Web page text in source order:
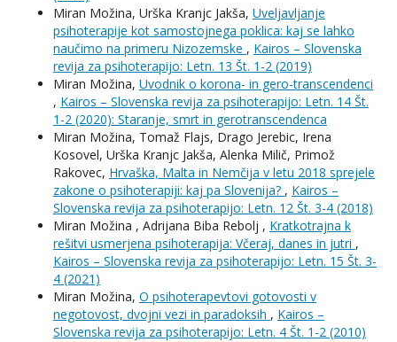
Miran Možina, Urška Kranjc Jakša, Uveljavljanje
psihoterapije kot samostojnega poklica: kaj se lahko
naučimo na primeru Nizozemske , Kairos – Slovenska
revija za psihoterapijo: Letn. 13 Št. 1-2 (2019)
Miran Možina, Uvodnik o korona- in gero-transcendenci
, Kairos – Slovenska revija za psihoterapijo: Letn. 14 Št.
1-2 (2020): Staranje, smrt in gerotranscendenca
Miran Možina, Tomaž Flajs, Drago Jerebic, Irena
Kosovel, Urška Kranjc Jakša, Alenka Milič, Primož
Rakovec, Hrvaška, Malta in Nemčija v letu 2018 sprejele
zakone o psihoterapiji: kaj pa Slovenija? , Kairos –
Slovenska revija za psihoterapijo: Letn. 12 Št. 3-4 (2018)
Miran Možina , Adrijana Biba Rebolj , Kratkotrajna k
rešitvi usmerjena psihoterapija: Včeraj, danes in jutri ,
Kairos – Slovenska revija za psihoterapijo: Letn. 15 Št. 3-
4 (2021)
Miran Možina, O psihoterapevtovi gotovosti v
negotovost, dvojni vezi in paradoksih , Kairos –
Slovenska revija za psihoterapijo: Letn. 4 Št. 1-2 (2010)